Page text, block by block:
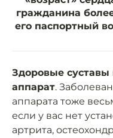
гражданина
его паспортный
Здоровые
аппарат.
аппарата тоже
если у вас нет
артрита,